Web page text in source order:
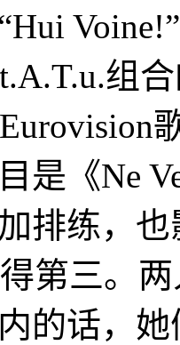
组合
是《Ne
排练，
第三。
的话，